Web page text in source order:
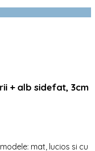
+ alb sidefat, 3cm
mat, lucios si cu